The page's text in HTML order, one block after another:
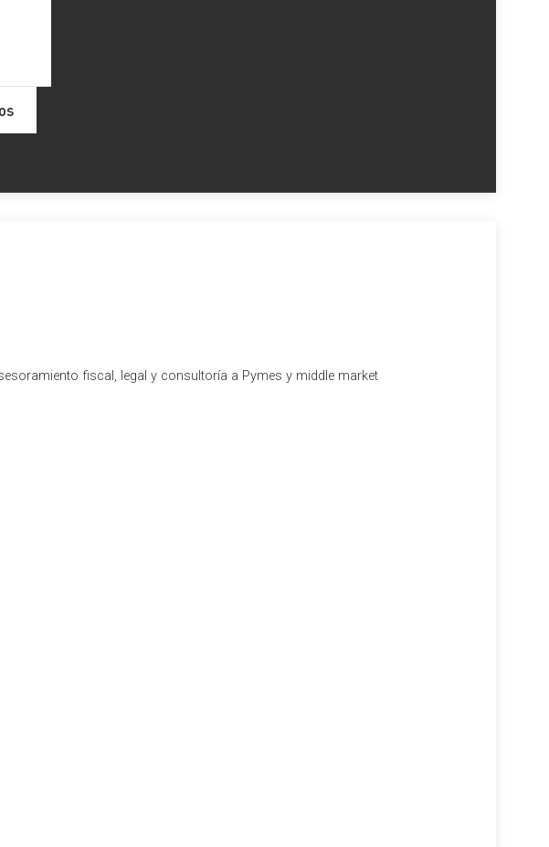
fiscal, legal y consultoría a Pymes y middle market